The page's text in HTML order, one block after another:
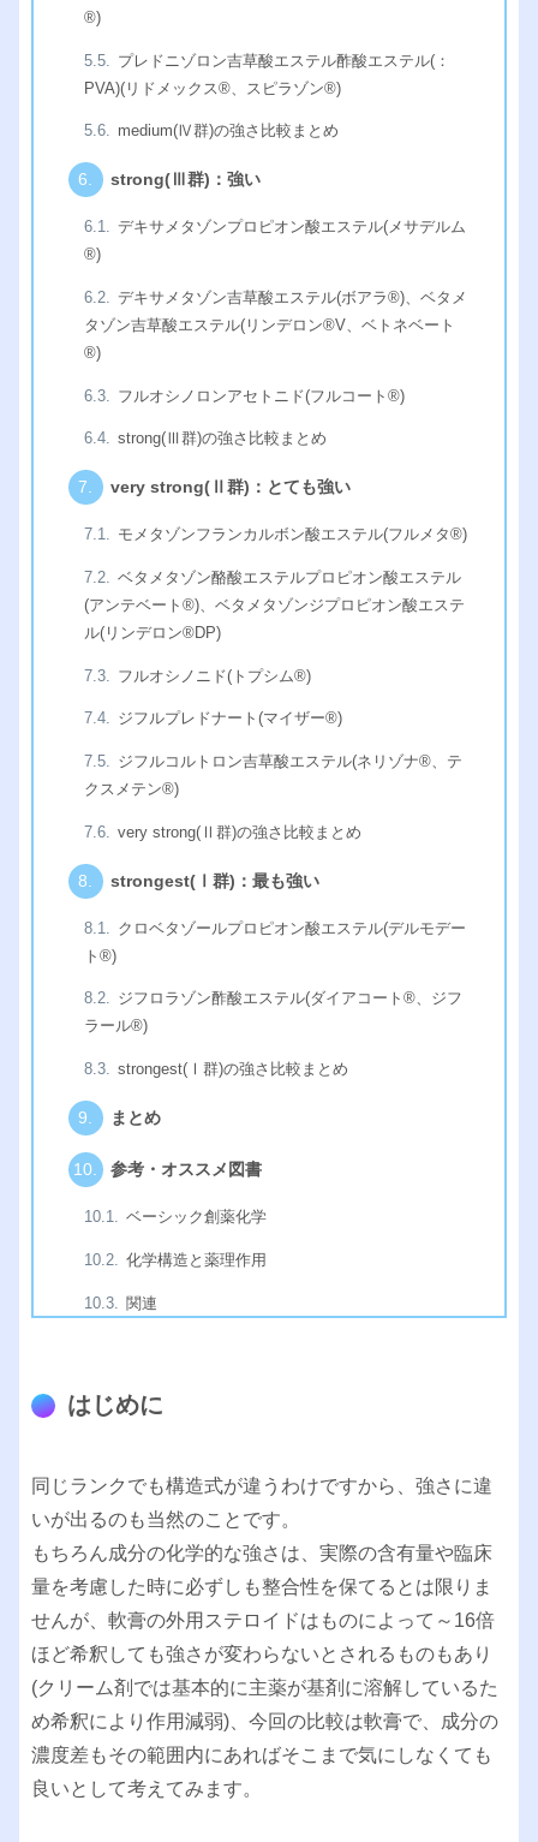
®︎)
プレドニゾロン吉草酸エステル酢酸エステル(：
PVA)(リドメックス®︎、スピラゾン®︎)
medium(Ⅳ群)の強さ比較まとめ
strong(Ⅲ群)：強い
デキサメタゾンプロピオン酸エステル(メサデルム
®︎)
デキサメタゾン吉草酸エステル(ボアラ®︎)、ベタメ
タゾン吉草酸エステル(リンデロン®︎V、ベトネベート
®︎)
フルオシノロンアセトニド(フルコート®︎)
strong(Ⅲ群)の強さ比較まとめ
very strong(Ⅱ群)：とても強い
モメタゾンフランカルボン酸エステル(フルメタ®︎)
ベタメタゾン酪酸エステルプロピオン酸エステル
(アンテベート®︎)、ベタメタゾンジプロピオン酸エステ
ル(リンデロン®︎DP)
フルオシノニド(トプシム®︎)
ジフルプレドナート(マイザー®︎)
ジフルコルトロン吉草酸エステル(ネリゾナ®︎、テ
クスメテン®︎)
very strong(Ⅱ群)の強さ比較まとめ
strongest(Ⅰ群)：最も強い
クロベタゾールプロピオン酸エステル(デルモデー
ト®︎)
ジフロラゾン酢酸エステル(ダイアコート®︎、ジフ
ラール®︎)
strongest(Ⅰ群)の強さ比較まとめ
まとめ
参考・オススメ図書
ベーシック創薬化学
化学構造と薬理作用
関連
はじめに
同じランクでも構造式が違うわけですから、強さに違
いが出るのも当然のことです。
もちろん成分の化学的な強さは、実際の含有量や臨床
量を考慮した時に必ずしも整合性を保てるとは限りま
せんが、軟膏の外用ステロイドはものによって～16倍
ほど希釈しても強さが変わらないとされるものもあり
(クリーム剤では基本的に主薬が基剤に溶解しているた
め希釈により作用減弱)、今回の比較は軟膏で、成分の
濃度差もその範囲内にあればそこまで気にしなくても
良いとして考えてみます。